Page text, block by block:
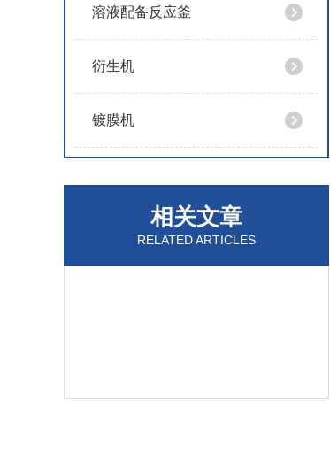
溶液配备反应釜
衍生机
镀膜机
相关文章
RELATED ARTICLES